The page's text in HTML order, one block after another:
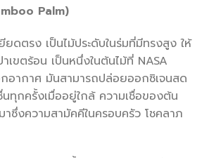
Palm)
ดตรง เป็นไม้ประดับในร่มที่มีทรงสูง ให้
เขตร้อน เป็นหนึ่งในต้นไม้ที่ NASA
อากาศ มันสามารถปล่อยออกซิเจนสด
ทุกครั้งเมื่ออยู่ใกล้ ความเชื่อของต้น
าซึ่งความสามัคคีในครอบครัว โชคลาภ